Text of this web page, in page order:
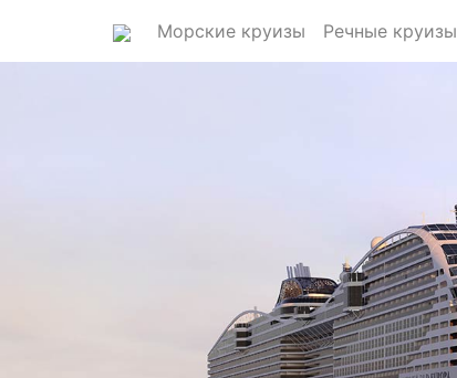
Морские круизы Речные круизы